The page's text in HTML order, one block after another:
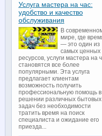
Услуга мастера на час:
удобство и качество
обслуживания
В
мире, где
— это один из
самых ценных
ресурсов, услуги мастера на
становятся все более
популярными. Эта услуга
предлагает клиентам
возможность получить
профессиональную помощь в
решении различных бытовых
задач без необходимости
тратить время на поиск
специалиста и ожидание его
приезда...